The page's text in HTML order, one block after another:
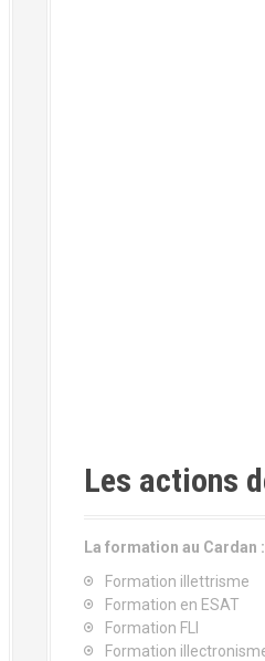
Les actions
La formation au Cardan :
Formation illettrisme
Formation en ESAT
Formation FLI
Formation